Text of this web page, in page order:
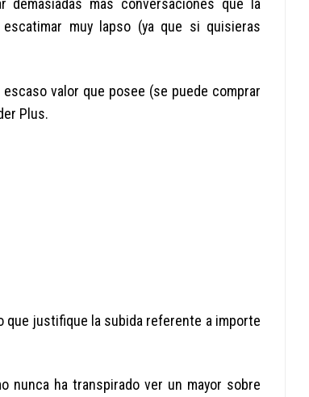
mas conversaciones que la
muy lapso (ya que si quisieras
valor que posee (se puede comprar
Plus.
que justifique la subida referente a importe
nunca ha transpirado ver un mayor sobre